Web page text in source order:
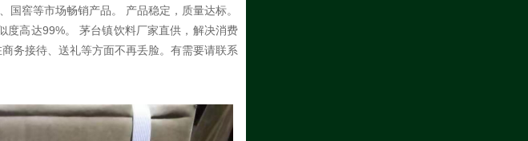
窖等市场畅销产品。 产品稳定，质量达标。
度高达99%。 茅台镇饮料厂家直供，解决消费
务接待、送礼等方面不再丢脸。有需要请联系